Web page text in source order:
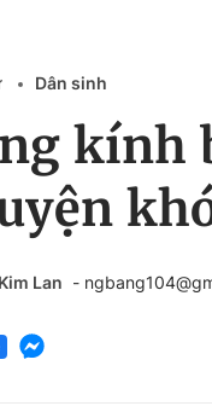
Dân sinh
kính
Kim Lan -